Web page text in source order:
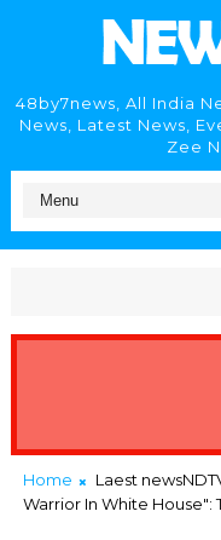
48by7news, All India
News, Latest News,
Zee
Home Laest
Warrior In White House":